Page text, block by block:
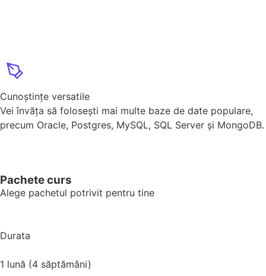
Cunoștințe versatile
Vei învăța să folosești mai multe baze de date populare,
precum Oracle, Postgres, MySQL, SQL Server și MongoDB.
Pachete curs
Alege pachetul potrivit pentru tine
Durata
1 lună (4 săptămâni)